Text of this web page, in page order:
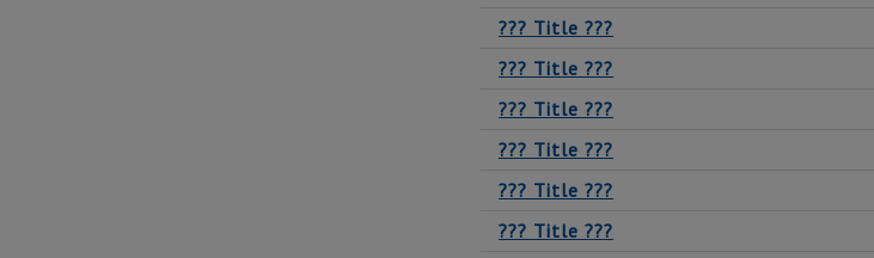
??? Title ???
??? Title ???
??? Title ???
??? Title ???
??? Title ???
??? Title ???